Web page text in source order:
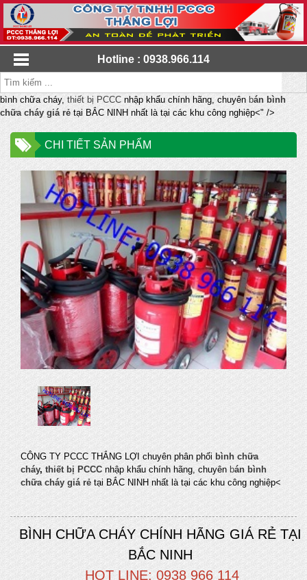
Hotline : 0938.966.114
bình chữa cháy, thiết bị PCCC nhập khẩu chính hãng, chuyên bán bình
chữa cháy giá rẻ tại BẮC NINH nhất là tại các khu công nghiệp<" />
CHI TIẾT SẢN PHẨM
CÔNG TY PCCC THẮNG LỢI chuyên phân phối bình chữa
cháy, thiết bị PCCC nhập khẩu chính hãng, chuyên bán bình
chữa cháy giá rẻ tại BẮC NINH nhất là tại các khu công nghiệp<
BÌNH CHỮA CHÁY CHÍNH HÃNG GIÁ RẺ TẠI
BẮC NINH
HOT LINE:0938 966 114